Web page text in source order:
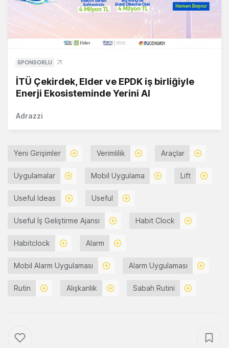
SPONSORLU
İTÜ Çekirdek, Elder ve EPDK iş birliğiyle
Enerji Ekosisteminde Yerini Al
Adrazzi
Yeni Girişimler Verimlilik Araçlar
Uygulamalar Mobil Uygulama Lift
Useful Ideas Useful
Useful İş Geliştirme Ajansı Habit Clock
Habitclock Alarm
Mobil Alarm Uygulaması Alarm Uygulaması
Rutin Alışkanlık Sabah Rutini